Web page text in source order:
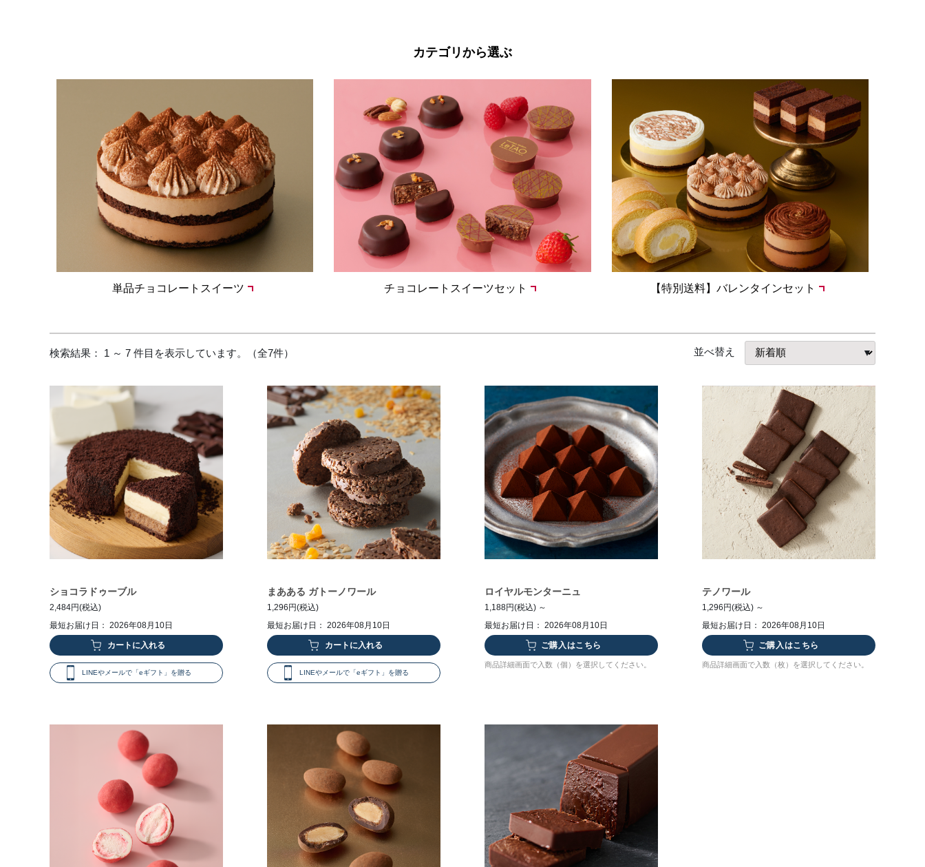
カテゴリから選ぶ
単品チョコレートスイーツ チョコレートスイーツセット 【特別送料】バレンタインセット
検索結果： 1 ～ 7 件目を表示しています。（全7件） 並べ替え
ショコラドゥーブル
2,484円(税込)
最短お届け日： 2026年08月10日
LINEやメールで「eギフト」を贈る
まあある ガトーノワール
1,296円(税込)
最短お届け日： 2026年08月10日
LINEやメールで「eギフト」を贈る
ロイヤルモンターニュ
1,188円(税込) ～
最短お届け日： 2026年08月10日
ご購入はこちら
商品詳細画面で入数（個）を選択してください。
テノワール
1,296円(税込) ～
最短お届け日： 2026年08月10日
ご購入はこちら
商品詳細画面で入数（枚）を選択してください。